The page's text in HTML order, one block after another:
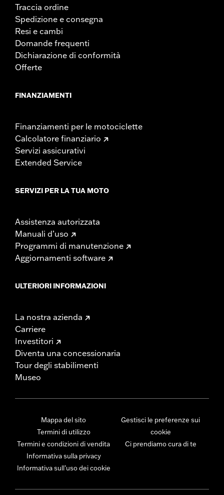
Traccia ordine
Spedizione e consegna
Resi e cambi
Domande frequenti
Dichiarazione di conformità
Offerte
FINANZIAMENTI
Finanziamenti per le motociclette
Calcolatore finanziario
Servizi assicurativi
Extended Service
SERVIZI PER LA TUA MOTO
Assistenza autorizzata
Manuali d’uso
Programmi di manutenzione
Aggiornamenti software
ULTERIORI INFORMAZIONI
La nostra azienda
Carriere
Investitori
Diventa una concessionaria
Tour degli stabilimenti
Museo
Mappa del sito
Termini di utilizzo
Termini e condizioni di vendita
Informativa sulla privacy
Informativa sull’uso dei cookie
Gestisci le preferenze sui
cookie
Ci prendiamo cura di te